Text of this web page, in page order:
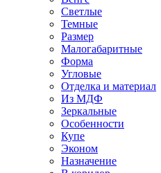
Светлые
Темные
Размер
Малогабаритные
Форма
Угловые
Отделка и материал
Из МДФ
Зеркальные
Особенности
Купе
Эконом
Назначение